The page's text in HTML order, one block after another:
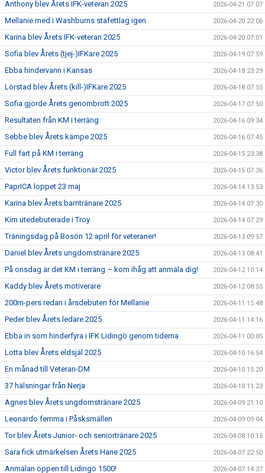
Anthony blev Årets IFK-veteran 2025 2026-04-21 07:07
Mellanie med i Washburns stafettlag igen 2026-04-20 22:06
Karina blev Årets IFK-veteran 2025 2026-04-20 07:01
Sofia blev Årets (tjej-)IFKare 2025 2026-04-19 07:59
Ebba hindervann i Kansas 2026-04-18 23:29
Lörstad blev Årets (kill-)IFKare 2025 2026-04-18 07:55
Sofia gjorde Årets genombrott 2025 2026-04-17 07:50
Resultaten från KM i terräng 2026-04-16 09:34
Sebbe blev Årets kämpe 2025 2026-04-16 07:45
Full fart på KM i terräng 2026-04-15 23:38
Victor blev Årets funktionär 2025 2026-04-15 07:36
PaprICA loppet 23 maj 2026-04-14 13:53
Karina blev Årets barntränare 2025 2026-04-14 07:30
Kim utedebuterade i Troy 2026-04-14 07:29
Träningsdag på Bosön 12 april för veteraner! 2026-04-13 09:57
Daniel blev Årets ungdomstränare 2025 2026-04-13 08:41
På onsdag är det KM i terräng – kom ihåg att anmäla dig! 2026-04-12 10:14
Kaddy blev Årets motiverare 2026-04-12 08:55
200m-pers redan i årsdebuten för Mellanie 2026-04-11 15:48
Peder blev Årets ledare 2025 2026-04-11 14:16
Ebba in som hinderfyra i IFK Lidingö genom tiderna 2026-04-11 00:05
Lotta blev Årets eldsjäl 2025 2026-04-10 16:54
En månad till Veteran-DM 2026-04-10 15:20
37 hälsningar från Nerja 2026-04-10 11:23
Agnes blev Årets ungdomstränare 2025 2026-04-09 21:10
Leonardo femma i Påsksmällen 2026-04-09 09:04
Tor blev Årets Junior- och seniortränare 2025 2026-04-08 10:15
Sara fick utmärkelsen Årets Hane 2025 2026-04-07 22:50
Anmälan öppen till Lidingö 1500! 2026-04-07 14:37